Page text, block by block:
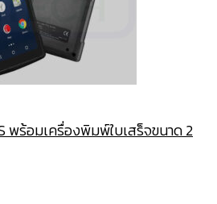
พร้อมเครื่องพิมพ์ใบเสร็จขนาด 2